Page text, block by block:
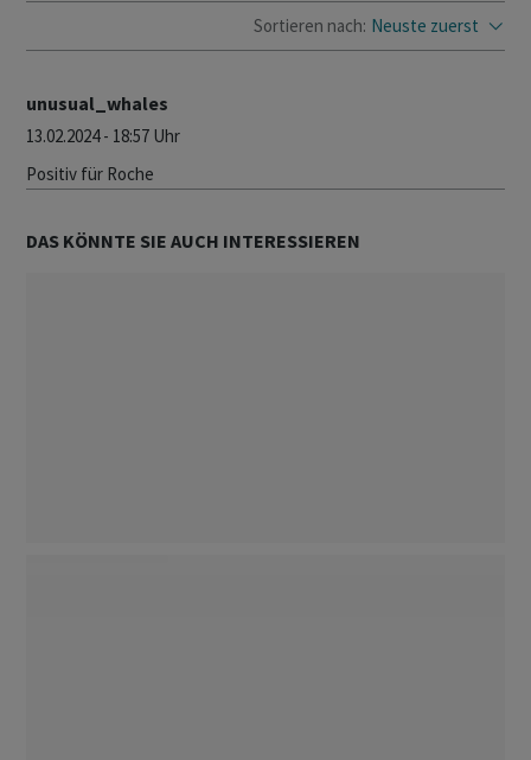
Sortieren nach: Neuste zuerst
unusual_whales
13.02.2024 - 18:57 Uhr
Positiv für Roche
DAS KÖNNTE SIE AUCH INTERESSIEREN